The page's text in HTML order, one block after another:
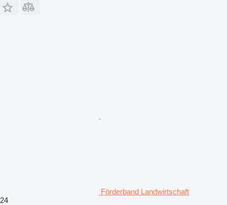
Förderband Landwirtschaft
24